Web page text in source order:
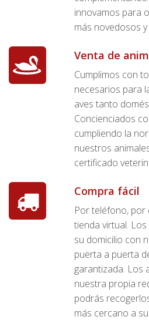
innovamos para
más novedosos
Venta de
Cumplimos con
necesarios para
aves tanto
Concienciados
cumpliendo la
nuestros
certificado
Compra fácil
Por teléfono, por
tienda virtual.
su domicilio con
puerta a puerta
garantizada. Los
nuestra propia
podrás
más cercano a